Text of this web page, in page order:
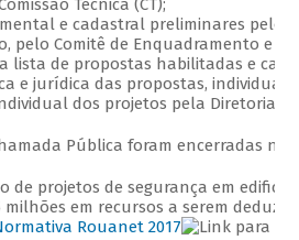
Técnica (CT);
e cadastral preliminares pelo
pelo Comitê de Enquadramento e
lista de propostas habilitadas e
e jurídica das propostas,
dos projetos pela Diretoria
Pública foram encerradas no
de projetos de segurança em
milhões em recursos a serem
Rouanet 2017